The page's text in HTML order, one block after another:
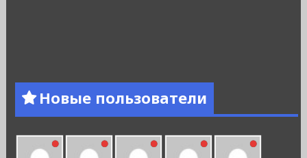
Новые пользователи